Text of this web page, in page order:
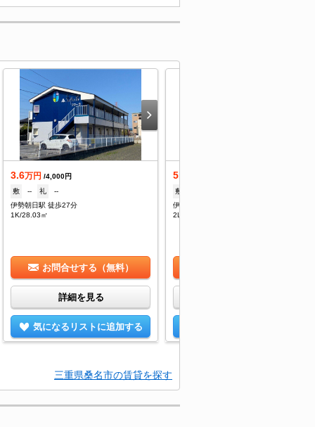
3.6万円 /4,000円
敷
-- 礼
--
伊勢朝日駅 徒歩27分
1K/28.03㎡
お問合せする（無料）
詳細を見る
気になるリストに追加する
5.1
敷
伊勢朝日駅 徒歩20分
2LDK/58.12㎡
三重県桑名市の賃貸を探す